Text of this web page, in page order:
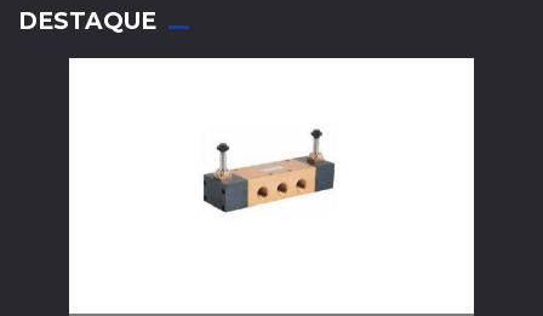
DESTAQUE